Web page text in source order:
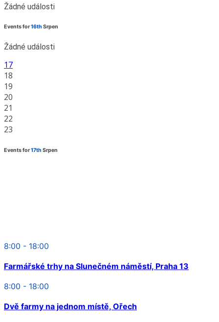
Žádné události
Events for16th Srpen
Žádné události
17
18
19
20
21
22
23
Events for17th Srpen
8:00 - 18:00
Farmářské trhy na Slunečném náměstí, Praha 13
8:00 - 18:00
Dvě farmy na jednom místě, Ořech